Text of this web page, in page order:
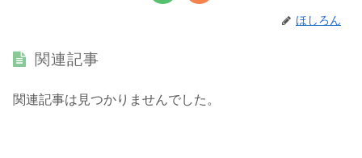
ほしろん
関連記事
関連記事は見つかりませんでした。